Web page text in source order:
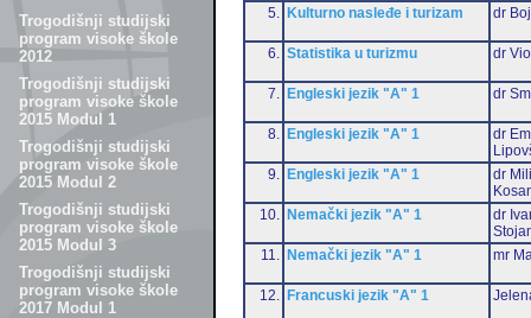
Trogodišnji studijski
program visoke škole
2012
Trogodišnji studijski
program visoke škole
2015 Modul 1
Trogodišnji studijski
program visoke škole
2015 Modul 2
Trogodišnji studijski
program visoke škole
2015 Modul 3
Trogodišnji studijski
program visoke škole
2017 Modul 1
5.
Kulturno nasleđe i turizam dr
6. Statistika u turizmu dr
7. Engleski jezik "A" 1 dr
8. Engleski jezik "A" 1
dr
9.
Engleski jezik "A" 1
dr
10.
Nemački jezik "A" 1
dr
11.
Nemački jezik "A" 1 mr
12. Francuski jezik "A" 1